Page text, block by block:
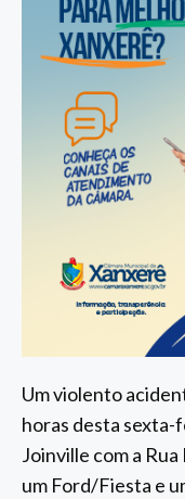
Um violento
horas desta sexta-
Joinville com a
um Ford/Fiesta e